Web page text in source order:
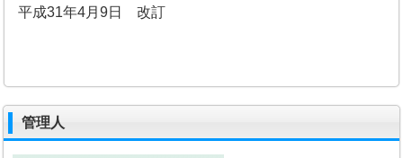
平成31年4月9日 改訂
管理人